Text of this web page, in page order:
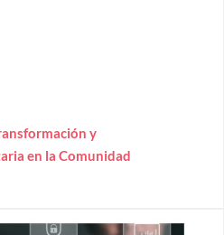
y
en la Comunidad